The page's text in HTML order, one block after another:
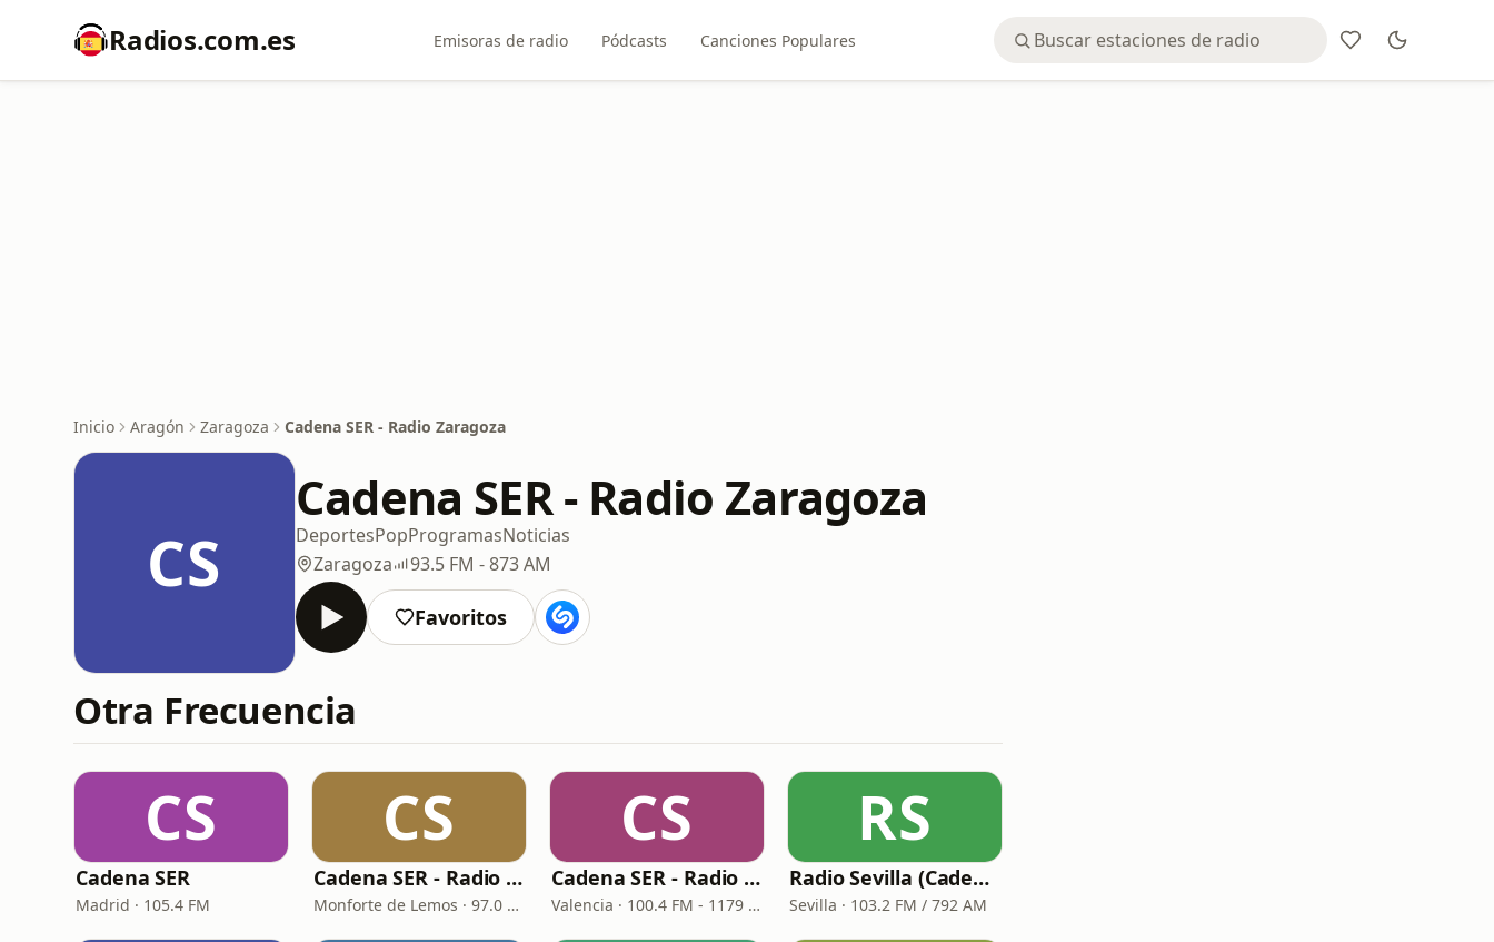
Radios.com.es Emisoras de radio Pódcasts Canciones Populares
Inicio Aragón Zaragoza Cadena SER - Radio Zaragoza
CS
Cadena SER - Radio Zaragoza
DeportesPopProgramasNoticias
Zaragoza
93.5 FM - 873 AM
Favoritos
Otra Frecuencia
CS
Cadena SER
Madrid · 105.4 FM
CS
Cadena SER - Radio Principal Monforte
Monforte de Lemos · 97.0 FM
CS
Cadena SER - Radio Valencia
Valencia · 100.4 FM - 1179 AM
RS
Radio Sevilla (Cadena SER)
Sevilla · 103.2 FM / 792 AM